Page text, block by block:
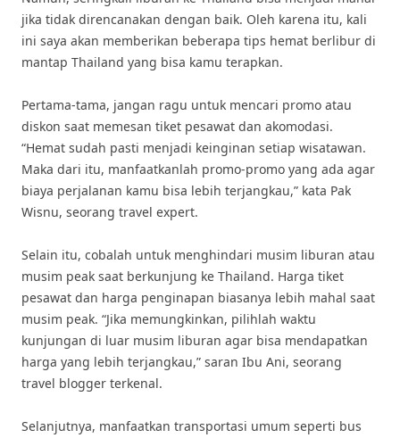
jika tidak direncanakan dengan baik. Oleh karena itu, kali
ini saya akan memberikan beberapa tips hemat berlibur di
mantap Thailand yang bisa kamu terapkan.
Pertama-tama, jangan ragu untuk mencari promo atau
diskon saat memesan tiket pesawat dan akomodasi.
“Hemat sudah pasti menjadi keinginan setiap wisatawan.
Maka dari itu, manfaatkanlah promo-promo yang ada agar
biaya perjalanan kamu bisa lebih terjangkau,” kata Pak
Wisnu, seorang travel expert.
Selain itu, cobalah untuk menghindari musim liburan atau
musim peak saat berkunjung ke Thailand. Harga tiket
pesawat dan harga penginapan biasanya lebih mahal saat
musim peak. “Jika memungkinkan, pilihlah waktu
kunjungan di luar musim liburan agar bisa mendapatkan
harga yang lebih terjangkau,” saran Ibu Ani, seorang
travel blogger terkenal.
Selanjutnya, manfaatkan transportasi umum seperti bus